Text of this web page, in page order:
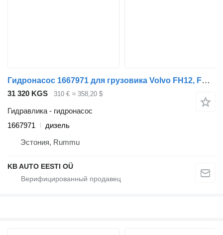
Гидронасос 1667971 для грузовика Volvo FH12, FH16, NH12, FH, VNL780 (1993-2014)
31 320 KGS 310 € ≈ 358,20 $
Гидравлика - гидронасос
1667971
дизель
Эстония, Rummu
KB AUTO EESTI OÜ